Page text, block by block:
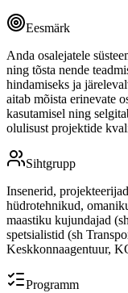
Eesmärk
Anda osalejatele
ning tõsta nende
hindamiseks ja
aitab mõista erinevate
kasutamisel ning
olulisust projektide
Sihtgrupp
Insenerid,
hüdrotehnikud,
maastiku kujundajad
spetsialistid (sh
Keskkonnaagentuur,
Programm